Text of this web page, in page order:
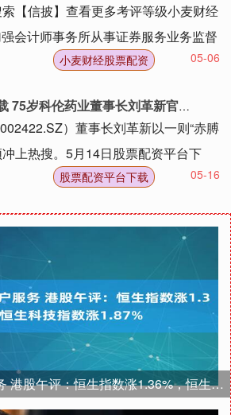
【信披】查看更多考评等级小麦财经
会计师事务所从事证券服务业务监督
05-06
小麦财经股票配资
科伦药业董事长刘革新官宣“第四次创业”
）董事长刘革新以一则“赤膊
冲上热搜。5月14日股票配资平台下
05-16
股票配资平台下载
在线配资炒股开户服务 港股午评：恒生指数涨1.36%，恒生科技指数涨1.87%